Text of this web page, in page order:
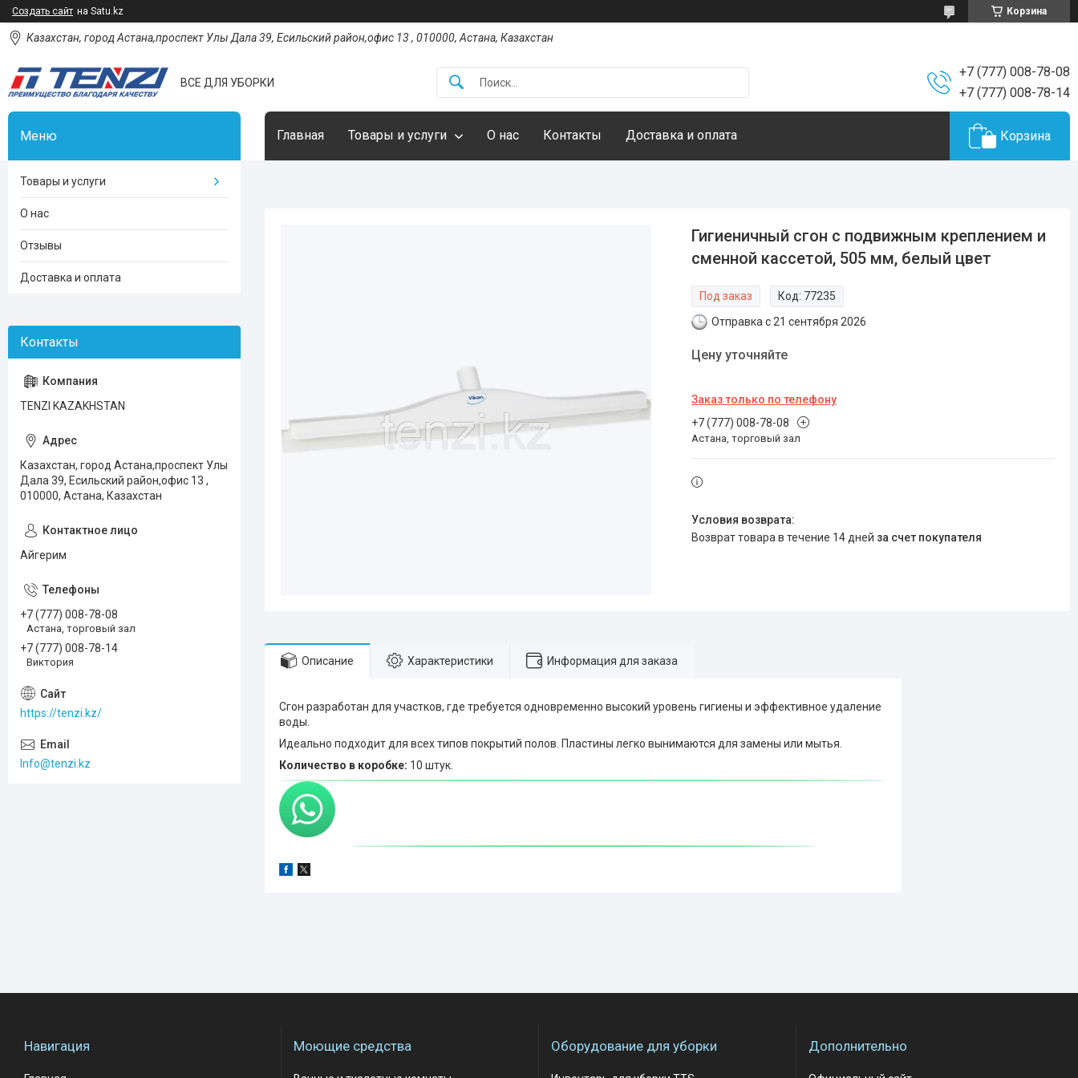
Создать сайт на Satu.kz Корзина
Казахстан, город Астана,проспект Улы Дала 39, Есильский район,офис 13 , 010000, Астана, Казахстан
ВСЕ ДЛЯ УБОРКИ
+7 (777) 008-78-08
+7 (777) 008-78-14
Главная Товары и услуги О нас Контакты Доставка и оплата Корзина
Гигиеничный сгон с подвижным креплением и
сменной кассетой, 505 мм, белый цвет
Под заказ Код: 77235
Отправка с 21 сентября 2026
Цену уточняйте
Заказ только по телефону
+7 (777) 008-78-08
Астана, торговый зал
возврат товара в течение 14 дней за счет покупателя
Описание Характеристики Информация для заказа
Сгон разработан для участков, где требуется одновременно высокий уровень гигиены и эффективное удаление
воды.
Идеально подходит для всех типов покрытий полов. Пластины легко вынимаются для замены или мытья.
Количество в коробке: 10 штук.
Товары и услуги
О нас
Отзывы
Доставка и оплата
TENZI KAZAKHSTAN
Казахстан, город Астана,проспект Улы
Дала 39, Есильский район,офис 13 ,
010000, Астана, Казахстан
Айгерим
+7 (777) 008-78-08
Астана, торговый зал
+7 (777) 008-78-14
Виктория
https://tenzi.kz/
Info@tenzi.kz
Навигация Моющие средства Оборудование для уборки Дополнительно